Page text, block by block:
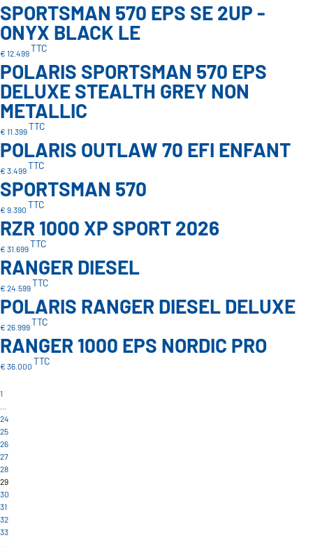
SPORTSMAN 570 EPS SE 2UP -
ONYX BLACK LE
€ 12.499TTC
POLARIS SPORTSMAN 570 EPS
DELUXE STEALTH GREY NON
METALLIC
€ 11.399TTC
POLARIS OUTLAW 70 EFI ENFANT
€ 3.499TTC
SPORTSMAN 570
€ 9.390 TTC
RZR 1000 XP SPORT 2026
€ 31.699TTC
RANGER DIESEL
€ 24.599TTC
POLARIS RANGER DIESEL DELUXE
€ 26.999TTC
RANGER 1000 EPS NORDIC PRO
€ 36.000 TTC
1
24
25
26
27
28
29
30
31
32
33